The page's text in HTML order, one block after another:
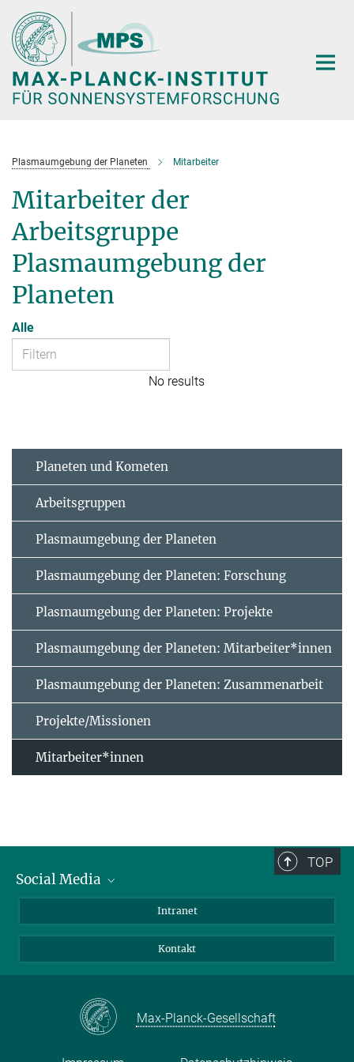
Hauptinhalt
Plasmaumgebung der Planeten Mitarbeiter
Mitarbeiter der
Arbeitsgruppe
Plasmaumgebung der
Planeten
Alle
No results
Planeten und Kometen
Arbeitsgruppen
Plasmaumgebung der Planeten
Plasmaumgebung der Planeten: Forschung
Plasmaumgebung der Planeten: Projekte
Plasmaumgebung der Planeten: Mitarbeiter*innen
Plasmaumgebung der Planeten: Zusammenarbeit
Projekte/Missionen
Mitarbeiter*innen
TOP
Social Media
Facebook
Instagram
Mastodon
Intranet
Kontakt
Max-Planck-Gesellschaft